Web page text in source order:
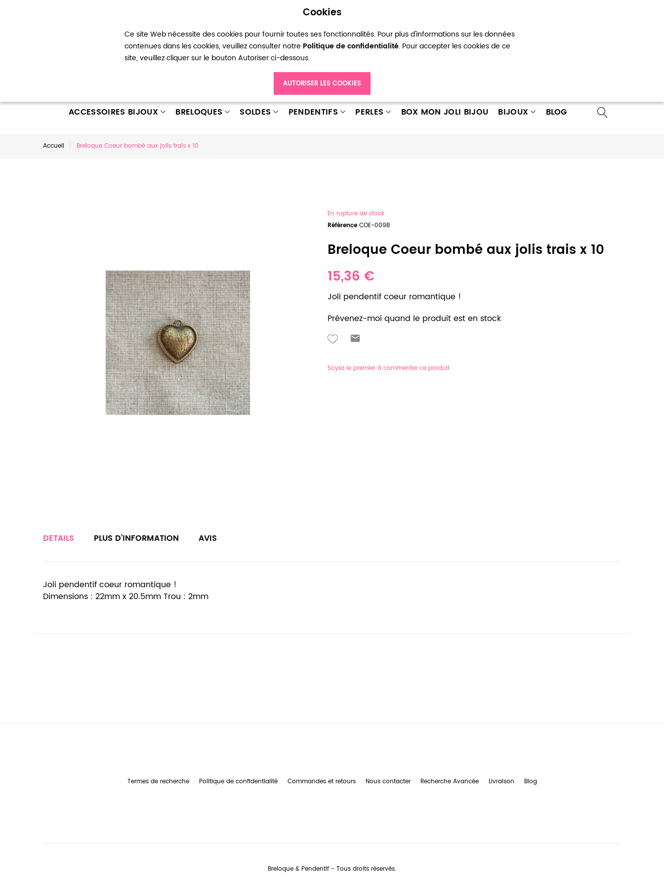
Cookies
Ce site Web nécessite des cookies pour fournir toutes ses fonctionnalités. Pour plus d'informations sur les données
contenues dans les cookies, veuillez consulter notre Politique de confidentialité. Pour accepter les cookies de ce
site, veuillez cliquer sur le bouton Autoriser ci-dessous.
AUTORISER LES COOKIES
Mon compte Ma liste d’envies Connexion Créer un compte
ACCESSOIRES BIJOUX BRELOQUES SOLDES PENDENTIFS PERLES BOX MON JOLI BIJOU BIJOUX BLOG
Accueil Breloque Coeur bombé aux jolis trais x 10
En rupture de stock
Référence COE-009B
Breloque Coeur bombé aux jolis trais x 10
15,36 €
Joli pendentif coeur romantique !
Prévenez-moi quand le produit est en stock
Soyez le premier à commenter ce produit
DETAILS
Joli pendentif coeur romantique !
Dimensions : 22mm x 20.5mm Trou : 2mm
PLUS D’INFORMATION AVIS
Termes de recherche Politique de confidentialité Commandes et retours Nous contacter Recherche Avancée Livraison Blog
Breloque & Pendentif - Tous droits réservés.